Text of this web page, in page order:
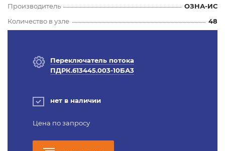
Производитель
ОЗНА-ИС
Количество в узле
48
Переключатель потока
ПДРК.613445.003-10БА3
нет в наличии
Цена по запросу